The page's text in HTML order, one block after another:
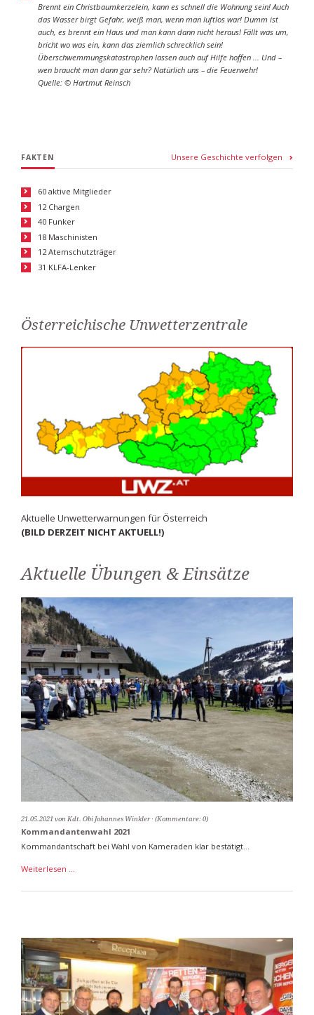
Brennt ein Christbaumkerzelein, kann es schnell die Wohnung sein!Auch
das Wasser birgt Gefahr, weiß man, wenn man luftlos war!Dumm ist
auch, es brennt ein Haus und man kann dann nicht heraus!Fällt was um,
bricht wo was ein, kann das ziemlich schrecklich sein!
Überschwemmungskatastrophen lassen auch auf Hilfe hoffen ... Und –
wen braucht man dann gar sehr? Natürlich uns – die Feuerwehr!
Quelle: © Hartmut Reinsch
FAKTEN Unsere Geschichte verfolgen
60 aktive Mitglieder
12 Chargen
40 Funker
18 Maschinisten
12 Atemschutzträger
31 KLFA-Lenker
Österreichische Unwetterzentrale
Aktuelle Unwetterwarnungen für Österreich
(BILD DERZEIT NICHT AKTUELL!)
Aktuelle Übungen & Einsätze
21.05.2021 von Kdt. Obi Johannes Winkler (Kommentare: 0)
Kommandantenwahl 2021
Kommandantschaft bei Wahl von Kameraden klar bestätigt...
Weiterlesen …